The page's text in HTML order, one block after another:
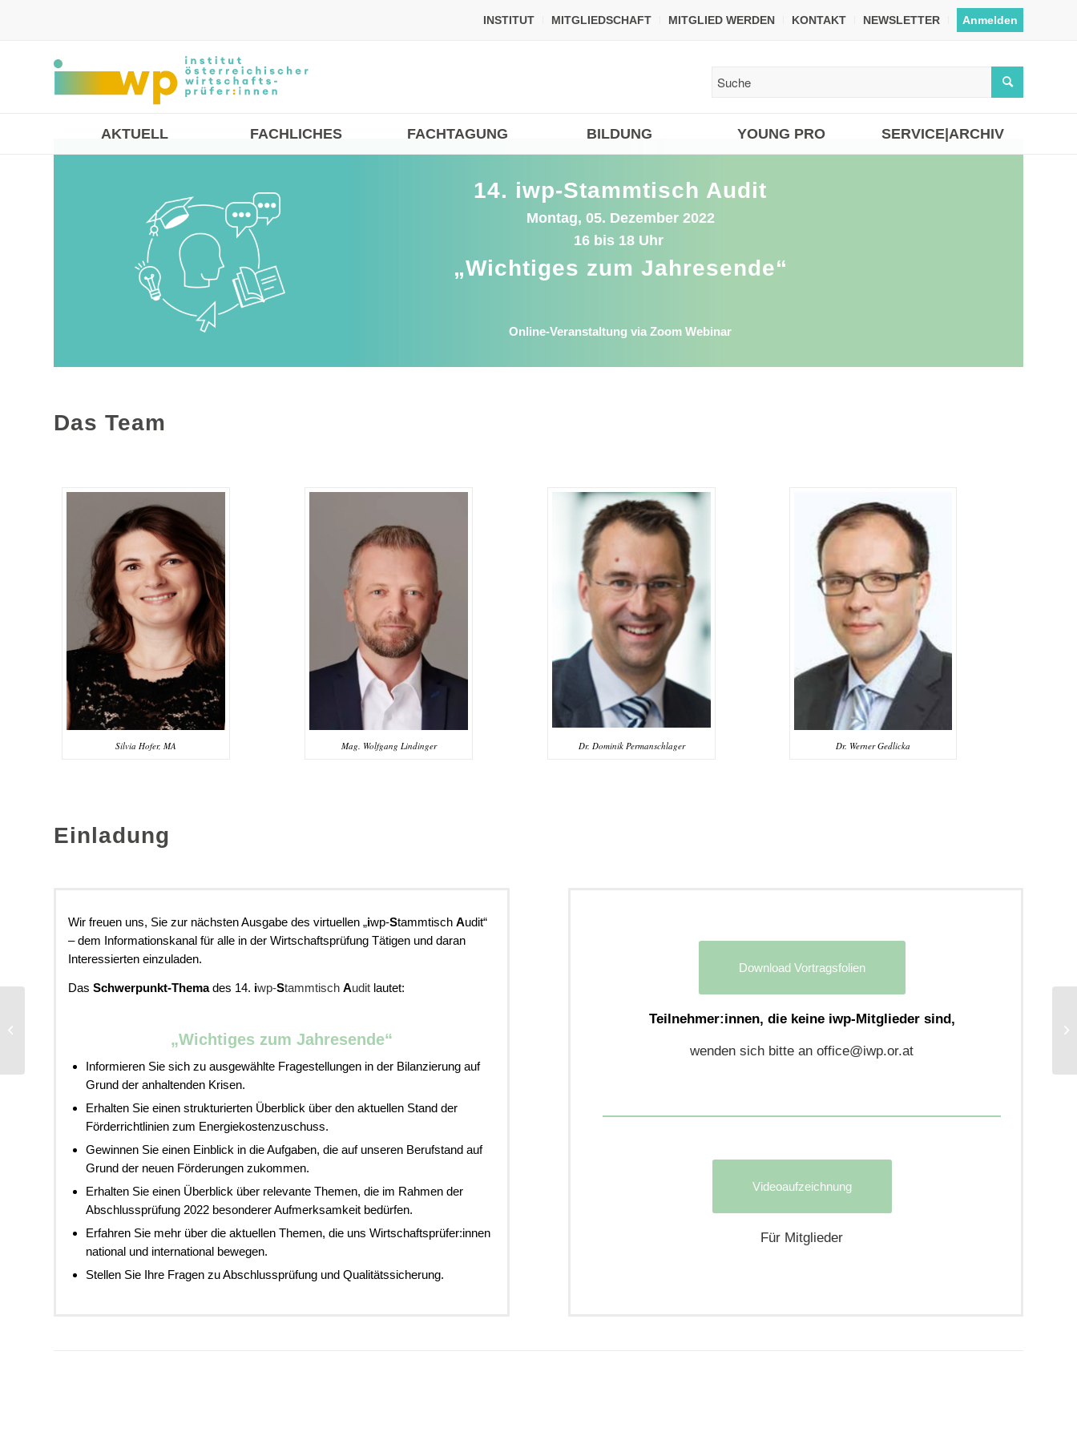
INSTITUT MITGLIEDSCHAFT MITGLIED WERDEN KONTAKT NEWSLETTER Anmelden
AKTUELL FACHLICHES FACHTAGUNG BILDUNG YOUNG PRO SERVICE|ARCHIV
14. iwp-Stammtisch Audit
Montag, 05. Dezember 2022
16 bis 18 Uhr
„Wichtiges zum Jahresende“
Online-Veranstaltung via Zoom Webinar
Das Team
Silvia Hofer, MA Mag. Wolfgang Lindinger Dr. Dominik Permanschlager Dr. Werner Gedlicka
Einladung
Wir freuen uns, Sie zur nächsten Ausgabe des virtuellen „iwp-Stammtisch Audit“
– dem Informationskanal für alle in der Wirtschaftsprüfung Tätigen und daran
Interessierten einzuladen.
Das Schwerpunkt-Themades 14. iwp-Stammtisch Audit lautet:
„Wichtiges zum Jahresende“
Informieren Sie sich zu ausgewählte Fragestellungen in der Bilanzierung auf
Grund der anhaltenden Krisen.
Erhalten Sie einen strukturierten Überblick über den aktuellen Stand der
Förderrichtlinien zum Energiekostenzuschuss.
Gewinnen Sie einen Einblick in die Aufgaben, die auf unseren Berufstand auf
Grund der neuen Förderungen zukommen.
Erhalten Sie einen Überblick über relevante Themen, die im Rahmen der
Abschlussprüfung 2022 besonderer Aufmerksamkeit bedürfen.
Erfahren Sie mehr über die aktuellen Themen, die uns Wirtschaftsprüfer:innen
national und international bewegen.
Stellen Sie Ihre Fragen zu Abschlussprüfung und Qualitätssicherung.
Download Vortragsfolien
Teilnehmer:innen, die keine iwp-Mitglieder sind,
wenden sich bitte an office@iwp.or.at
Videoaufzeichnung
Für Mitglieder